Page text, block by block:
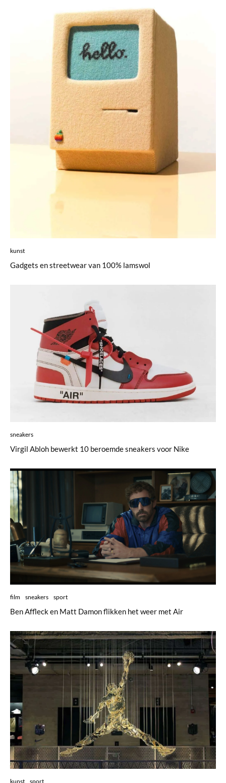
kunst
Gadgets en streetwear van 100% lamswol
sneakers
Virgil Abloh bewerkt 10 beroemde sneakers voor Nike
film sneakers sport
Ben Affleck en Matt Damon flikken het weer met Air
kunst sport